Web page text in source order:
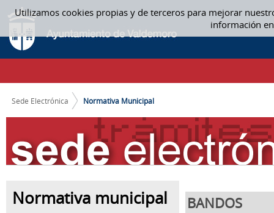
Utilizamos cookies propias y de terceros para mejorar
información
Saltar al contenido
NORMATIVA MUNICIPAL
CAMINO DE MIGAS
Sede Electrónica Normativa Municipal
Normativa municipal BANDOS